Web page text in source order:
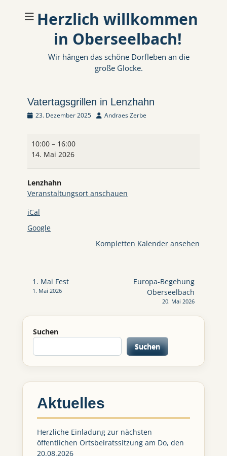
Herzlich willkommen
in Oberseelbach!
Wir hängen das schöne Dorfleben an die
große Glocke.
Vatertagsgrillen in Lenzhahn
Veröffentlicht
23. Dezember 2025 AutorAndraes Zerbe
Vatertagsgrillen
in
Lenzhahn
10:00 – 16:00
14. Mai 2026
Lenzhahn
Veranstaltungsort anschauen
iCal
Google
Kompletten Kalender ansehen
Beitragsnavigation
1. Mai Fest
1. Mai 2026
Europa-Begehung
Oberseelbach
20. Mai 2026
Suchen
Suchen
Aktuelles
Herzliche Einladung zur nächsten
öffentlichen Ortsbeiratssitzung am Do, den
20.08.2026